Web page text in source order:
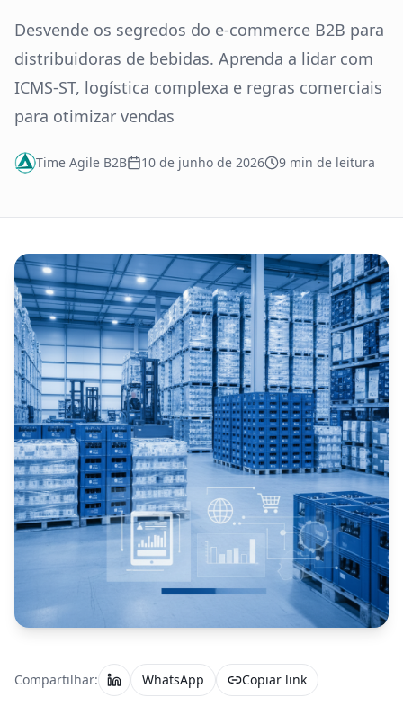
Desvende os segredos do e-commerce B2B para
distribuidoras de bebidas. Aprenda a lidar com
ICMS-ST, logística complexa e regras comerciais
para otimizar vendas
Time Agile B2B 10 de junho de 2026 9 min de leitura
Compartilhar: WhatsApp Copiar link